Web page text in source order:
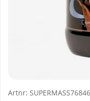
Artnr: